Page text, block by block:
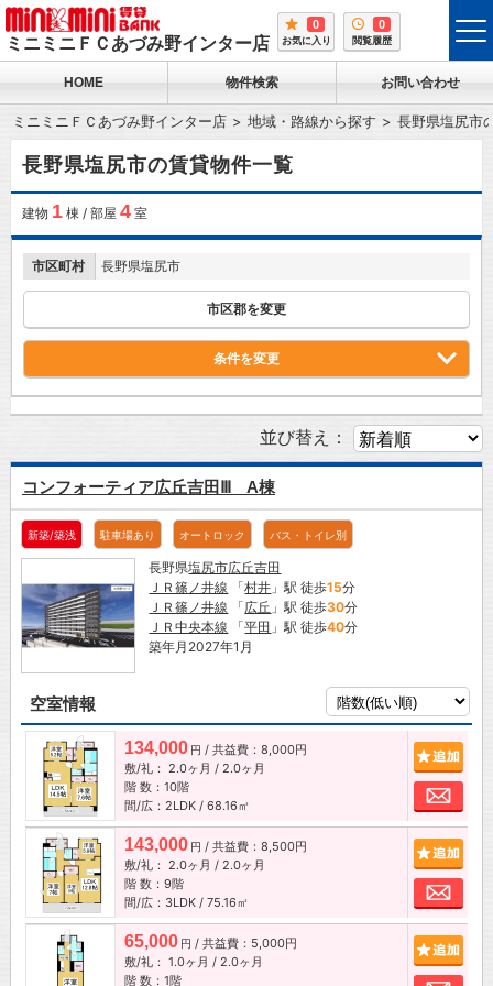
ミニミニＦＣあづみ野インター店
0
お気に入り
0
閲覧履歴
HOME 物件検索 お問い合わせ
ミニミニＦＣあづみ野インター店 地域・路線から探す 長野県塩尻市
長野県塩尻市の賃貸物件一覧
建物 1棟 / 部屋 4室
市区町村 長野県塩尻市
市区郡を変更
条件を変更
並び替え：
コンフォーティア広丘吉田Ⅲ A棟
新築/築浅 駐車場あり オートロック バス・トイレ別
長野県塩尻市広丘吉田
ＪＲ篠ノ井線 「村井 」駅 徒歩15分
ＪＲ篠ノ井線 「広丘 」駅 徒歩30分
ＪＲ中央本線 「平田 」駅 徒歩40分
築年月2027年1月
空室情報
134,000 円 / 共益費：8,000円
敷/礼： 2.0ヶ月 / 2.0ヶ月
階 数：10階
間/広：2LDK / 68.16㎡
お
143,000 円 / 共益費：8,500円
敷/礼： 2.0ヶ月 / 2.0ヶ月
階 数：9階
間/広：3LDK / 75.16㎡
お
65,000 円 / 共益費：5,000円
敷/礼： 1.0ヶ月 / 2.0ヶ月
階 数：1階
お